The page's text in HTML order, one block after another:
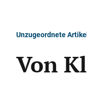
Unzugeordnete
Von